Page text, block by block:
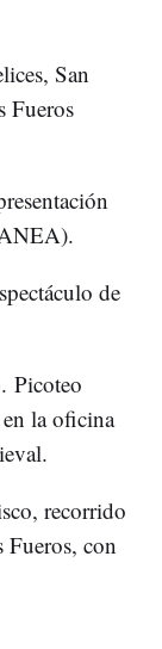
San
Fueros
de
Picoteo
la oficina
recorrido
Fueros, con